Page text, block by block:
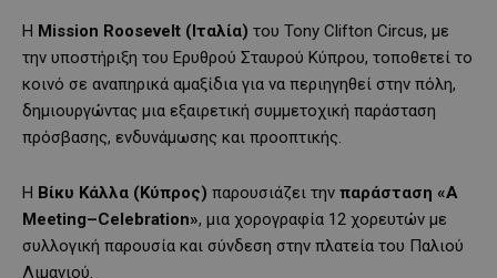
Η Mission Roosevelt (Ιταλία) του Tony Clifton Circus, με
την υποστήριξη του Ερυθρού Σταυρού Κύπρου, τοποθετεί το
κοινό σε αναπηρικά αμαξίδια για να περιηγηθεί στην πόλη,
δημιουργώντας μια εξαιρετική συμμετοχική παράσταση
πρόσβασης, ενδυνάμωσης και προοπτικής.
Η Βίκυ Κάλλα (Κύπρος) παρουσιάζει την παράσταση «A
Meeting–Celebration», μια χορογραφία 12 χορευτών με
συλλογική παρουσία και σύνδεση στην πλατεία του Παλιού
Λιμανιού.